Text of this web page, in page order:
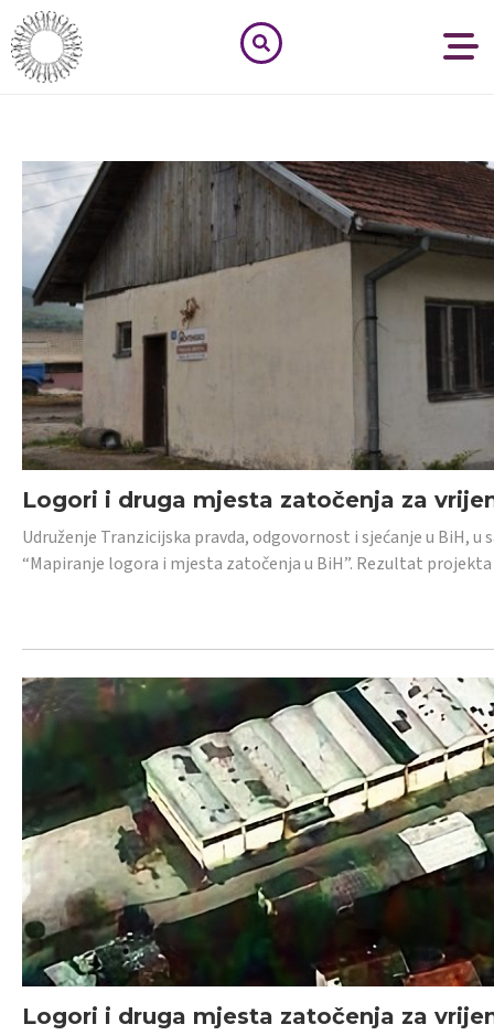
Logori i druga mjesta zatočenja za
Udruženje Tranzicijska pravda, odgovornost i sjećanje u BiH,
“Mapiranje logora i mjesta zatočenja u BiH”. Rezultat
Logori i druga mjesta zatočenja za